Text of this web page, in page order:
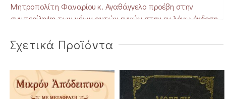
Μητροπολίτη Φαναρίου κ. Αγαθάγγελο προέβη στην
συμπερίληψη των νέων αυτών ευχών στην εν λόγω έκδοση.
Σχετικά Προϊόντα